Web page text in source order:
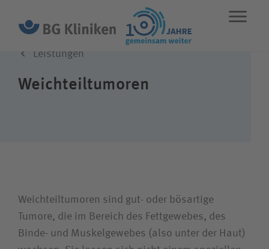
Leistungen
Weichteiltumoren
Weichteil­tumoren sind gut- oder bösartige
Tumore, die im Bereich des Fett­gewebes, des
Binde- und Muskel­gewebes (also unter der Haut)